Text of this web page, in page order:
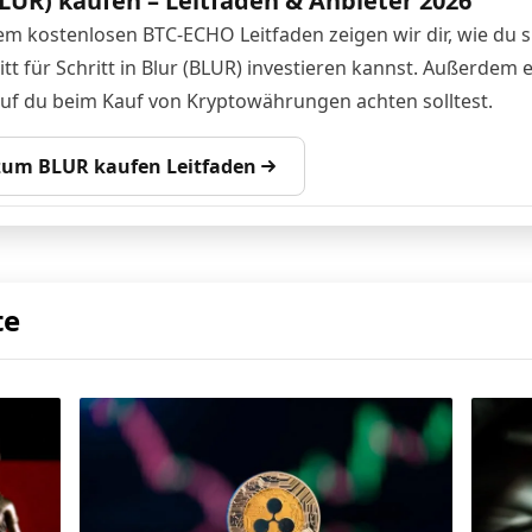
kostenlosen BTC-ECHO Leitfaden zeigen wir dir, wie du
für Schritt in Blur (BLUR) investieren kannst. Außerdem
du beim Kauf von Kryptowährungen achten solltest.
BLUR kaufen Leitfaden